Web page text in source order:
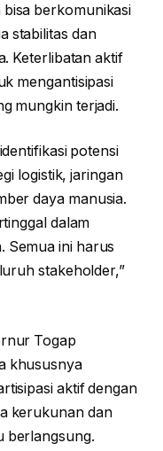
berkomunikasi
stabilitas dan
Keterlibatan aktif
mengantisipasi
mungkin terjadi.
potensi
logistik, jaringan
daya manusia.
dalam
Semua ini harus
stakeholder,”
Togap
khususnya
aktif dengan
kerukunan dan
berlangsung.